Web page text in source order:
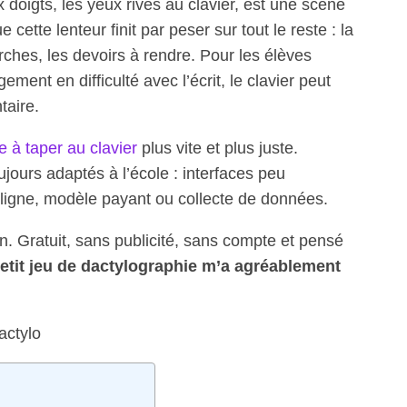
les yeux rivés au clavier, est une scène
cette lenteur finit par peser sur tout le reste : la
les devoirs à rendre. Pour les élèves
en difficulté avec l’écrit, le clavier peut
à taper au clavierplus vite et plus juste.
adaptés à l’école : interfaces peu
modèle payant ou collecte de données.
Gratuit, sans publicité, sans compte et pensé
jeu de dactylographie m’a agréablement